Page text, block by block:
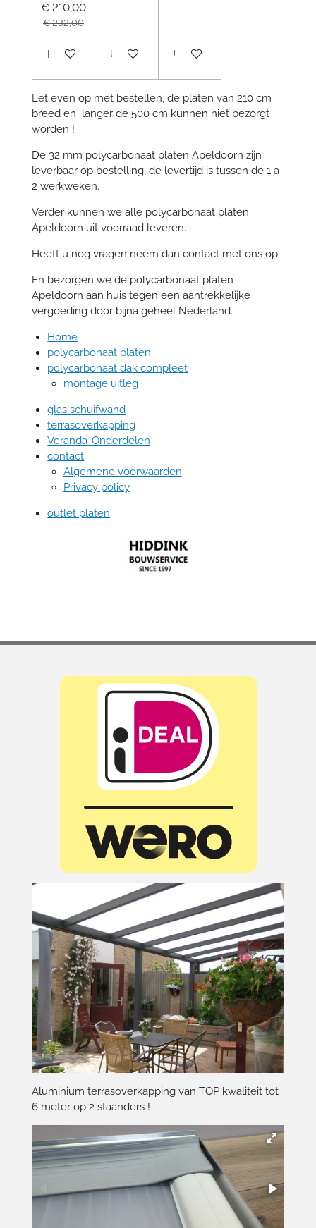
€ 210,00
€ 232,00
In winkelwagenUitverkocht Uitverkocht
Let even op met bestellen, de platen van 210 cm
breed en langer de 500 cm kunnen niet bezorgt
worden !
De 32 mm polycarbonaat platen Apeldoorn zijn
leverbaar op bestelling, de levertijd is tussen de 1 a
2 werkweken.
Verder kunnen we alle polycarbonaat platen
Apeldoorn uit voorraad leveren.
Heeft u nog vragen neem dan contact met ons op.
En bezorgen we de polycarbonaat platen
Apeldoorn aan huis tegen een aantrekkelijke
vergoeding door bijna geheel Nederland.
Home
polycarbonaat platen
polycarbonaat dak compleet
montage uitleg
glas schuifwand
terrasoverkapping
Veranda-Onderdelen
contact
Algemene voorwaarden
Privacy policy
outlet platen
Aluminium terrasoverkapping van TOP kwaliteit tot
6 meter op 2 staanders !